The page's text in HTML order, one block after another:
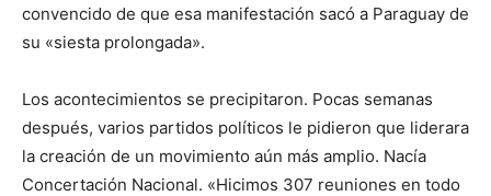
convencido de que esa manifestación sacó a Paraguay de
su «siesta prolongada».
Los acontecimientos se precipitaron. Pocas semanas
después, varios partidos políticos le pidieron que liderara
la creación de un movimiento aún más amplio. Nacía
Concertación Nacional. «Hicimos 307 reuniones en todo